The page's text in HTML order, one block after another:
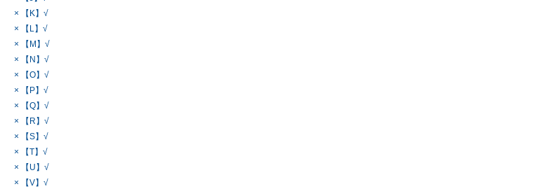
× 【K】√
× 【L】√
× 【M】√
× 【N】√
× 【O】√
× 【P】√
× 【Q】√
× 【R】√
× 【S】√
× 【T】√
× 【U】√
× 【V】√